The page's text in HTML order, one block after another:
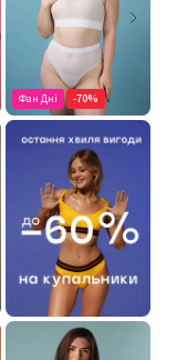
Фан Дні -70%